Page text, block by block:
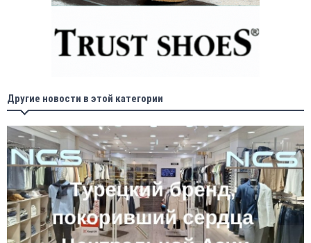
Другие новости в этой категории